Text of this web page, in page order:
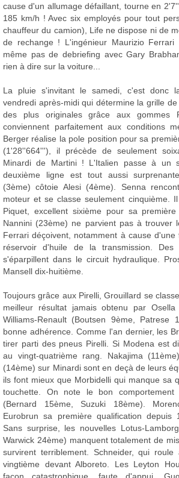
cause d'un allumage défaillant, tourne en
185 km/h ! Avec six employés pour tout
chauffeur du camion), Life ne dispose ni de
de rechange ! L'ingénieur Maurizio Ferrari
même pas de debriefing avec Gary
rien à dire sur la voiture...
La pluie s'invitant le samedi, c'est donc
vendredi après-midi qui détermine la grille
des plus originales grâce aux
conviennent parfaitement aux conditions
Berger réalise la pole position pour sa
(1'28''664'''), il précède de seulement
Minardi de Martini ! L'Italien passe à un
deuxième ligne est tout aussi
(3ème) côtoie Alesi (4ème). Senna
moteur et se classe seulement cinquième.
Piquet, excellent sixième pour sa
Nannini (23ème) ne parvient pas à trouver
Ferrari déçoivent, notamment à cause
réservoir d'huile de la transmission. Des
s'éparpillent dans le circuit hydraulique.
Mansell dix-huitième.
Toujours grâce aux Pirelli, Grouillard se
meilleur résultat jamais obtenu par
Williams-Renault (Boutsen 9ème, Patrese
bonne adhérence. Comme l'an dernier, les
tirer parti des pneus Pirelli. Si Modena est
au vingt-quatrième rang. Nakajima
(14ème) sur Minardi sont en deçà de leurs
ils font mieux que Morbidelli qui manque sa
touchette. On note le bon comportement
(Bernard 15ème, Suzuki 18ème).
Eurobrun sa première qualification depuis
Sans surprise, les nouvelles Lotus-
Warwick 24ème) manquent totalement de
survirent terriblement. Schneider, qui
vingtième devant Alboreto. Les Leyton